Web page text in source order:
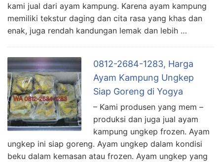
kami jual dari ayam kampung. Karena ayam kampung
memiliki tekstur daging dan cita rasa yang khas dan
enak, juga rendah kandungan lemak dan lebih …
0812-2684-1283, Harga
Ayam Kampung Ungkep
Siap Goreng di Yogya
– Kami produsen yang mem –
produksi dan juga jual ayam
kampung ungkep frozen. Ayam
ungkep ini siap goreng. Ayam ungkep dalam kondisi
beku dalam kemasan atau frozen. Ayam ungkep yang